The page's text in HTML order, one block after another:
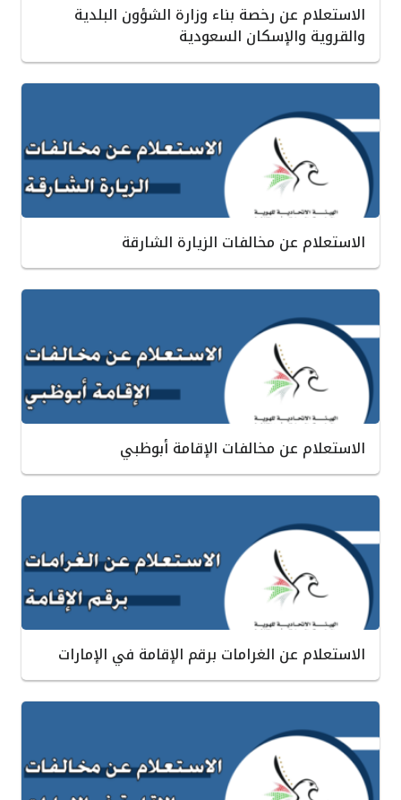
الاستعلام عن رخصة بناء وزارة الشؤون البلدية
والقروية والإسكان السعودية
الاستعلام عن مخالفات الزيارة الشارقة
الاستعلام عن مخالفات الإقامة أبوظبي
الاستعلام عن الغرامات برقم الإقامة في الإمارات